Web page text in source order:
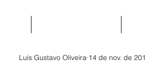
Luis Gustavo Oliveira 14 de nov. de